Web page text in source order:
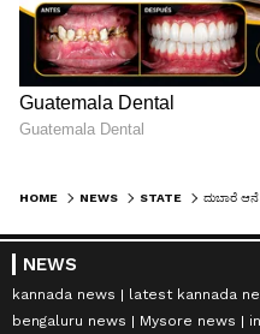
HOME NEWS STATE
NEWS
kannada news latest kannada
bengaluru news
Mysore news